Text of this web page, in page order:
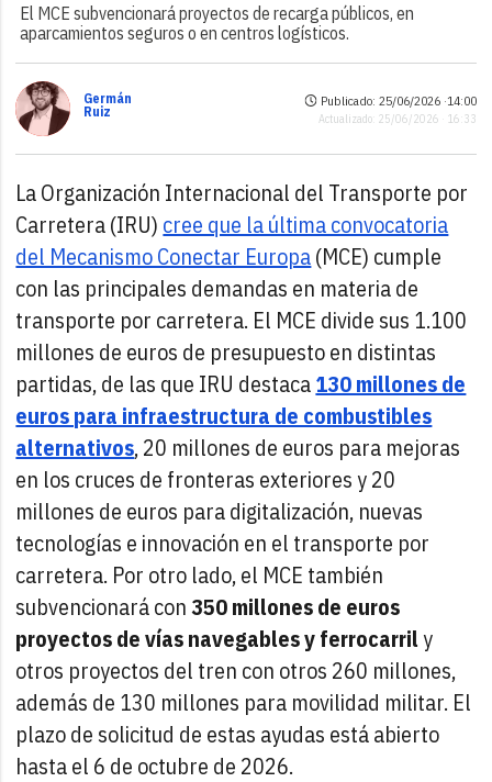
El MCE subvencionará proyectos de recarga públicos, en
aparcamientos seguros o en centros logísticos.
Germán
Ruiz
Publicado: 25/06/2026 ·14:00
Actualizado: 25/06/2026 · 16:33
La Organización Internacional del Transporte por
Carretera (IRU) cree que la última convocatoria
del Mecanismo Conectar Europa(MCE) cumple
con las principales demandas en materia de
transporte por carretera. El MCE divide sus 1.100
millones de euros de presupuesto en distintas
partidas, de las que IRU destaca130 millones de
euros para infraestructura de combustibles
alternativos, 20 millones de euros para mejoras
en los cruces de fronteras exteriores y 20
millones de euros para digitalización, nuevas
tecnologías e innovación en el transporte por
carretera. Por otro lado, el MCE también
subvencionará con350 millones de euros
proyectos de vías navegables y ferrocarrily
otros proyectos del tren con otros 260 millones,
además de 130 millones para movilidad militar. El
plazo de solicitud de estas ayudas está abierto
hasta el 6 de octubre de 2026.